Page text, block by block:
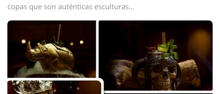
copas que son auténticas esculturas…